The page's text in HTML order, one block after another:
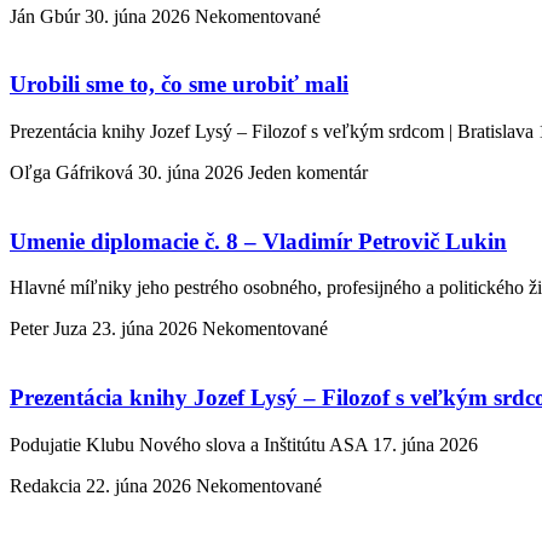
Ján Gbúr30. júna 2026 Nekomentované
Urobili sme to, čo sme urobiť mali
Prezentácia knihy Jozef Lysý – Filozof s veľkým srdcom | Bratislava
Oľga Gáfriková 30. júna 2026 Jeden komentár
Umenie diplomacie č. 8 – Vladimír Petrovič Lukin
Hlavné míľniky jeho pestrého osobného, profesijného a politického
Peter Juza 23. júna 2026 Nekomentované
Prezentácia knihy Jozef Lysý – Filozof s veľkým
Podujatie Klubu Nového slova a Inštitútu ASA 17. júna 2026
Redakcia 22. júna 2026 Nekomentované